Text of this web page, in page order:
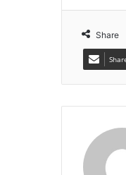
Share